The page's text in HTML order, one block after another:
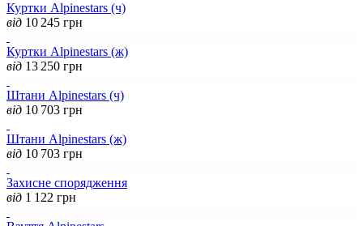
Куртки Alpinestars (ч)
від 10 245 грн
Куртки Alpinestars (ж)
від 13 250 грн
Штани Alpinestars (ч)
від 10 703 грн
Штани Alpinestars (ж)
від 10 703 грн
Захисне спорядження
від 1 122 грн